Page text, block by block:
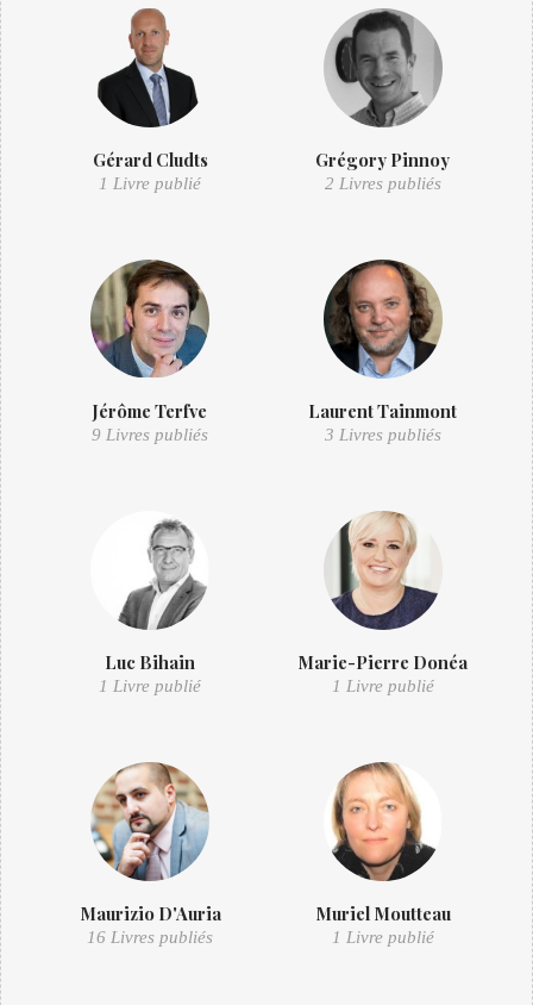
Gérard Cludts
1 Livre publié
Grégory Pinnoy
2 Livres publiés
Jérôme Terfve
9 Livres publiés
Laurent Tainmont
3 Livres publiés
Luc Bihain
1 Livre publié
Marie-Pierre Donéa
1 Livre publié
Maurizio D'Auria
16 Livres publiés
Muriel Moutteau
1 Livre publié